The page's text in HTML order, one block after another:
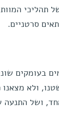
תהליכי
סרטניים.
בעומקים
ולא